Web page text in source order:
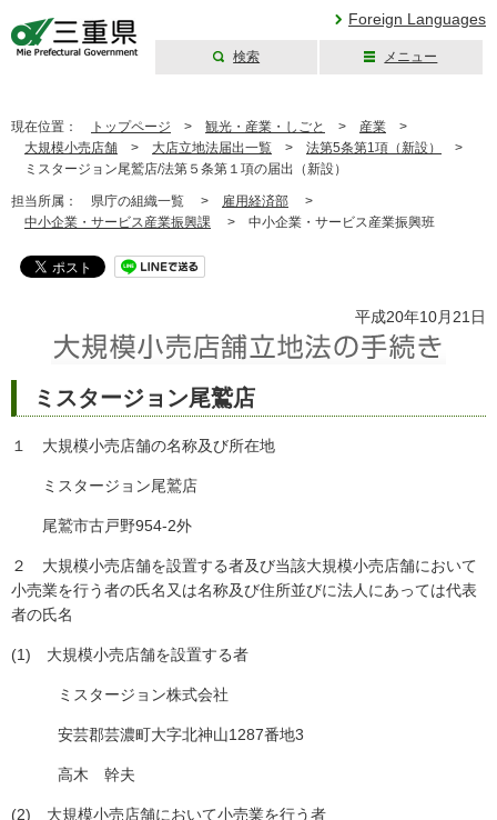
Foreign Languages
検索 メニュー
現在位置： トップページ > 観光・産業・しごと > 産業 >
大規模小売店舗 > 大店立地法届出一覧 > 法第5条第1項（新設）
>
ミスタージョン尾鷲店/法第５条第１項の届出（新設）
担当所属： 県庁の組織一覧 > 雇用経済部 >
中小企業・サービス産業振興課 > 中小企業・サービス産業振興班
平成20年10月21日
ミスタージョン尾鷲店
１ 大規模小売店舗の名称及び所在地
ミスタージョン尾鷲店
尾鷲市古戸野954-2外
２ 大規模小売店舗を設置する者及び当該大規模小売店舗において
小売業を行う者の氏名又は名称及び住所並びに法人にあっては代表
者の氏名
(1) 大規模小売店舗を設置する者
ミスタージョン株式会社
安芸郡芸濃町大字北神山1287番地3
高木 幹夫
(2) 大規模小売店舗において小売業を行う者